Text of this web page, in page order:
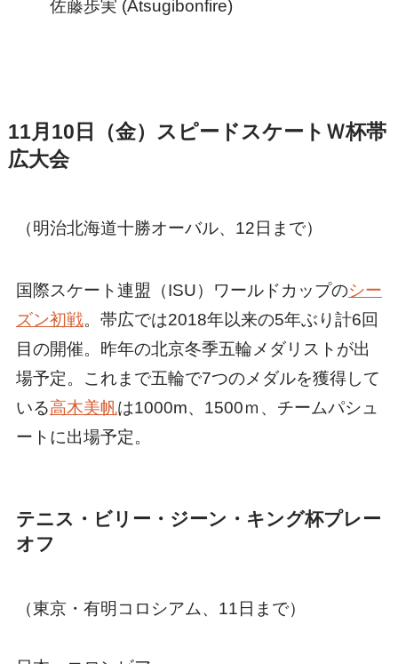
佐藤歩実 (Atsugibonfire)
11月10日（金）スピードスケートＷ杯帯
広大会
（明治北海道十勝オーバル、12日まで）
国際スケート連盟（ISU）ワールドカップのシー
ズン初戦。帯広では2018年以来の5年ぶり計6回
目の開催。昨年の北京冬季五輪メダリストが出
場予定。これまで五輪で7つのメダルを獲得して
いる高木美帆は1000m、1500ｍ、チームパシュ
ートに出場予定。
テニス・ビリー・ジーン・キング杯プレー
オフ
（東京・有明コロシアム、11日まで）